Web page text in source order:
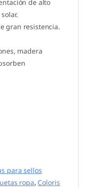
de alto
gran resistencia.
madera
para sellos
ropa, Coloris